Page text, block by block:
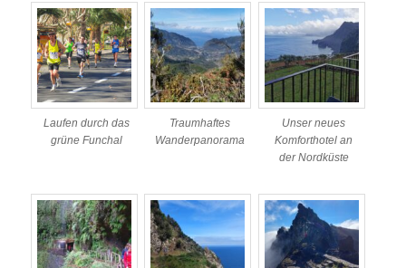
Laufen durch das
grüne Funchal
Traumhaftes
Wanderpanorama
Unser neues
Komforthotel an
der Nordküste